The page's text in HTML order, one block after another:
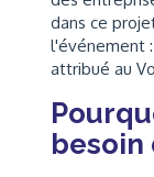
dans ce
l'événement
attribué au
besoin